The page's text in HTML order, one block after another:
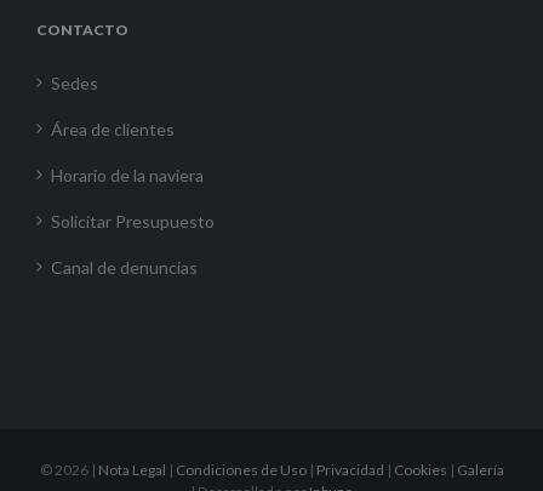
CONTACTO
Sedes
Área de clientes
Horario de la naviera
Solicitar Presupuesto
Canal de denuncias
©2026 | Nota Legal | Condiciones de Uso| Privacidad | Cookies | Galería